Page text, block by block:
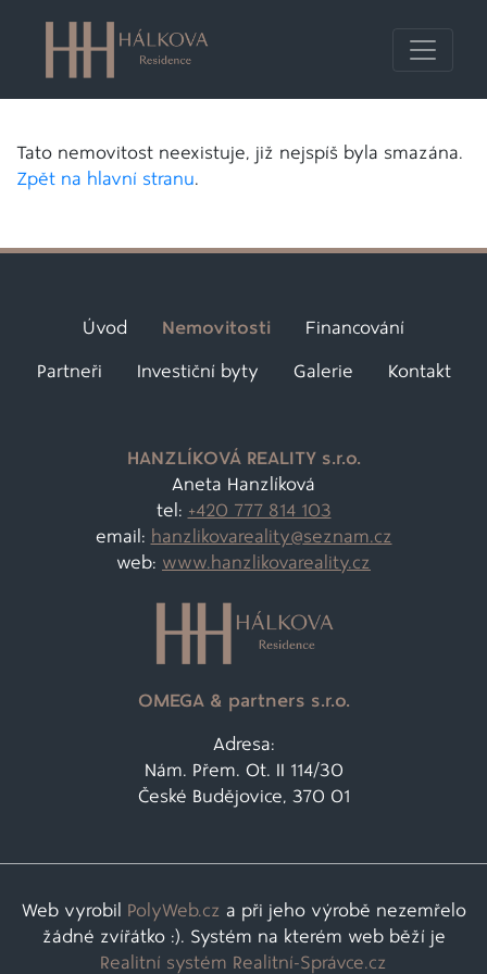
Tato nemovitost neexistuje, již nejspíš byla smazána.
Zpět na hlavní stranu.
Úvod Nemovitosti Financování
Partneři Investiční byty Galerie Kontakt
HANZLÍKOVÁ REALITY s.r.o.
Aneta Hanzlíková
tel: +420 777 814 103
email: hanzlikovareality@seznam.cz
web: www.hanzlikovareality.cz
OMEGA & partners s.r.o.
Adresa:
Nám. Přem. Ot. II 114/30
České Budějovice, 370 01
Web vyrobil PolyWeb.cz a při jeho výrobě nezemřelo
žádné zvířátko :). Systém na kterém web běží je
Realitní systém Realitní-Správce.cz